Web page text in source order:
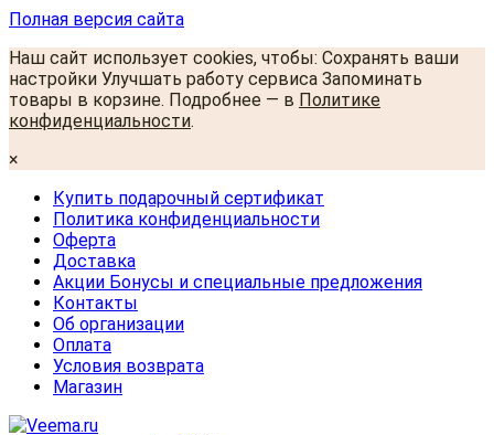
Полная версия сайта
Наш сайт использует cookies, чтобы: Сохранять ваши
настройки Улучшать работу сервиса Запоминать
товары в корзине. Подробнее — в Политике
конфиденциальности.
×
Купить подарочный сертификат
Политика конфиденциальности
Оферта
Доставка
Акции Бонусы и специальные предложения
Контакты
Об организации
Оплата
Условия возврата
Магазин